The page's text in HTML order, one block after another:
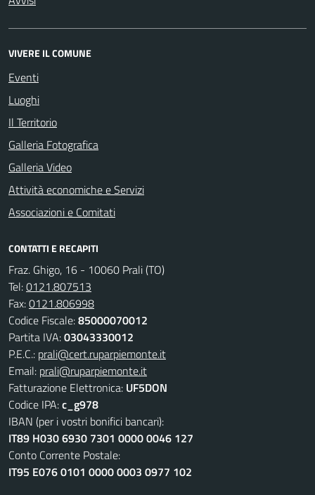
VIVERE IL COMUNE
Eventi
Luoghi
Il Territorio
Galleria Fotografica
Galleria Video
Attività economiche e Servizi
Associazioni e Comitati
CONTATTI E RECAPITI
Fraz. Ghigo, 16 - 10060 Prali (TO)
Tel:0121.807513
Fax:0121.806998
Codice Fiscale:85000070012
Partita IVA:03043330012
P.E.C.: prali@cert.ruparpiemonte.it
Email: prali@ruparpiemonte.it
Fatturazione Elettronica: UF5DON
Codice IPA:c_g978
IBAN (per i vostri bonifici bancari):
IT89 H030 6930 7301 0000 0046 127
Conto Corrente Postale:
IT95 E076 0101 0000 0003 0977 102